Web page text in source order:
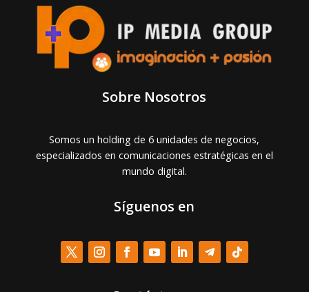
Sobre Nosotros
Somos un holding de 6 unidades de negocios,
especializados en comunicaciones estratégicas en el
mundo digital.
Síguenos en